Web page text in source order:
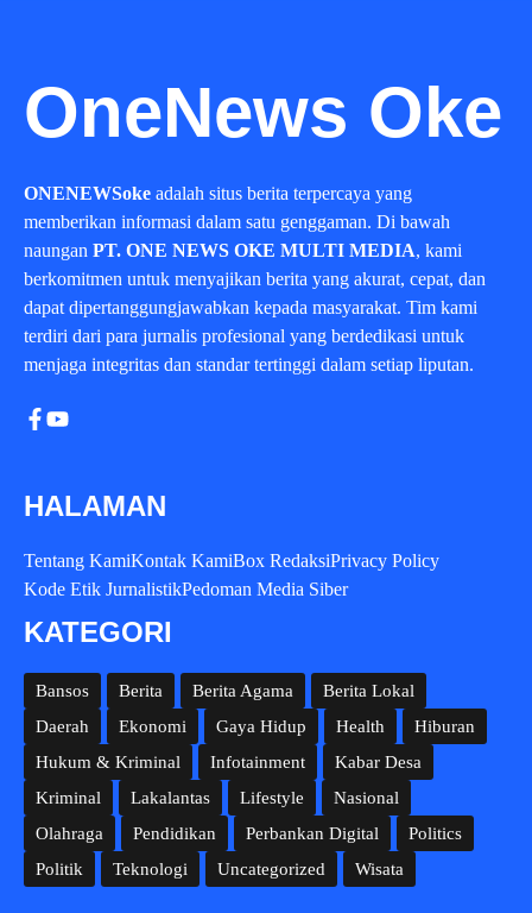
OneNews Oke
ONENEWSoke adalah situs berita terpercaya yang
memberikan informasi dalam satu genggaman. Di bawah
naungan PT. ONE NEWS OKE MULTI MEDIA, kami
berkomitmen untuk menyajikan berita yang akurat, cepat, dan
dapat dipertanggungjawabkan kepada masyarakat. Tim kami
terdiri dari para jurnalis profesional yang berdedikasi untuk
menjaga integritas dan standar tertinggi dalam setiap liputan.
HALAMAN
Tentang KamiKontak KamiBox RedaksiPrivacy Policy
Kode Etik JurnalistikPedoman Media Siber
KATEGORI
Bansos Berita Berita Agama
Berita Lokal
Daerah
Ekonomi Gaya Hidup Health
Hiburan
Hukum & Kriminal
Infotainment
Kabar Desa
Kriminal
Lakalantas Lifestyle
Nasional
Olahraga
Pendidikan Perbankan Digital
Politics
Politik
Teknologi Uncategorized Wisata